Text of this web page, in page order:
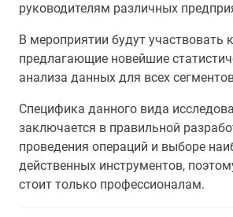
руководителям различных
В мероприятии будут участвовать
предлагающие новейшие
анализа данных для всех
Специфика данного вида
заключается в правильной
проведения операций и выборе
действенных инструментов,
стоит только профессионалам.